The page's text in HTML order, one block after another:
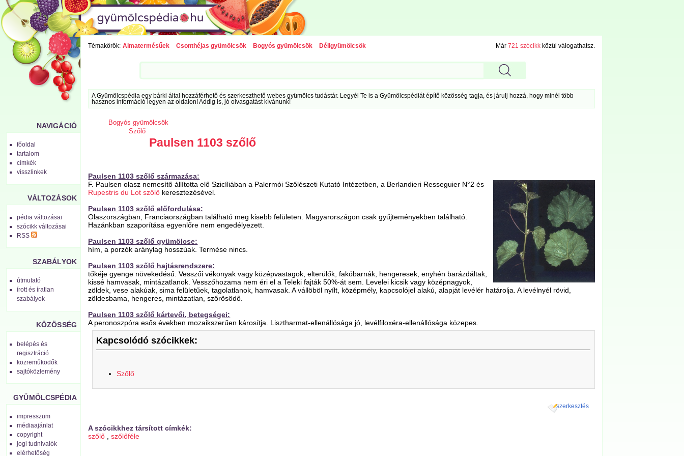
NAVIGÁCIÓ
főoldal
tartalom
címkék
visszlinkek
VÁLTOZÁSOK
pédia változásai
szócikk változásai
RSS
SZABÁLYOK
útmutató
írott és íratlan
szabályok
KÖZÖSSÉG
belépés és
regisztráció
közreműködők
sajtóközlemény
GYÜMÖLCSPÉDIA
impresszum
médiaajánlat
copyright
jogi tudnivalók
elérhetőség
Témakörök: Almatermésűek Csonthéjas gyümölcsök Bogyós gyümölcsök Déligyümölcsök Már 721 szócikkközül válogathatsz.
A Gyümölcspédia egy bárki által hozzáférhető és szerkeszthető webes gyümölcs tudástár. Legyél Te is a Gyümölcspédiát építő közösség tagja, és járulj hozzá, hogy minél több
hasznos információ legyen az oldalon! Addig is, jó olvasgatást kívánunk!
Bogyós gyümölcsök
Szőlő
Paulsen 1103 szőlő
Paulsen 1103 szőlő származása:
F. Paulsen olasz nemesítő állította elő Szicíliában a Palermói Szőlészeti Kutató Intézetben, a Berlandieri Resseguier N°2 és
Rupestris du Lot szőlő keresztezésével.
Paulsen 1103 szőlő előfordulása:
Olaszországban, Franciaországban található meg kisebb felületen. Magyarországon csak gyűjteményekben található.
Hazánkban szaporítása egyenlőre nem engedélyezett.
Paulsen 1103 szőlő gyümölcse:
hím, a porzók aránylag hosszúak. Termése nincs.
Paulsen 1103 szőlő hajtásrendszere:
tőkéje gyenge növekedésű. Vesszői vékonyak vagy középvastagok, elterülők, fakóbarnák, hengeresek, enyhén barázdáltak,
kissé hamvasak, mintázatlanok. Vesszőhozama nem éri el a Teleki fajták 50%-át sem. Levelei kicsik vagy középnagyok,
zöldek, vese alakúak, sima felületűek, tagolatlanok, hamvasak. A vállöböl nyílt, középmély, kapcsolójel alakú, alapját levélér határolja. A levélnyél rövid,
zöldesbama, hengeres, mintázatlan, szőrösödő.
Paulsen 1103 szőlő kártevői, betegségei:
A peronoszpóra esős években mozaikszerűen károsítja. Lisztharmat-ellenállósága jó, levélfiloxéra-ellenállósága közepes.
Kapcsolódó szócikkek:
Szőlő
szerkesztés
A szócikkhez társított címkék:
szőlő ,szőlőféle